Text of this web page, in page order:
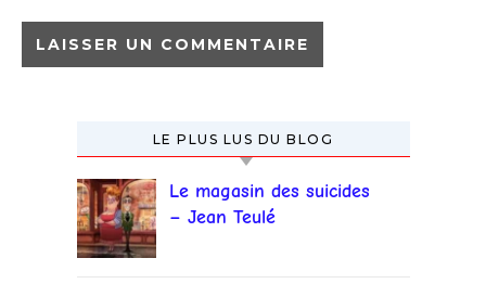
LE PLUS LUS DU BLOG
Le magasin des suicides
– Jean Teulé